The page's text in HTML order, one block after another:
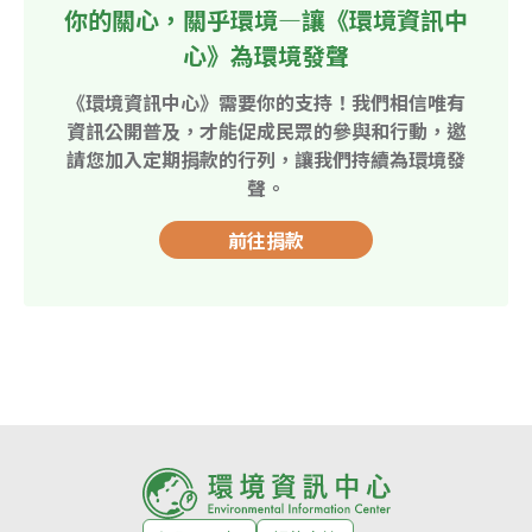
你的關心，關乎環境—讓《環境資訊中
心》為環境發聲
《環境資訊中心》需要你的支持！我們相信唯有
資訊公開普及，才能促成民眾的參與和行動，邀
請您加入定期捐款的行列，讓我們持續為環境發
聲。
前往捐款